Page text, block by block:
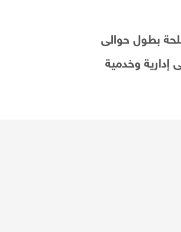
من الخرسانة المسلحة بطول حوالى